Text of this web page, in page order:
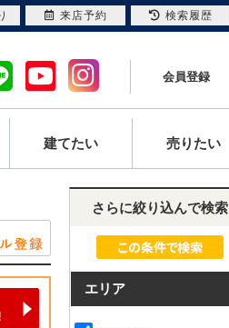
会員登録
建てたい 売りたい
さらに絞り込んで検索
エリア
来店予約 検索履歴